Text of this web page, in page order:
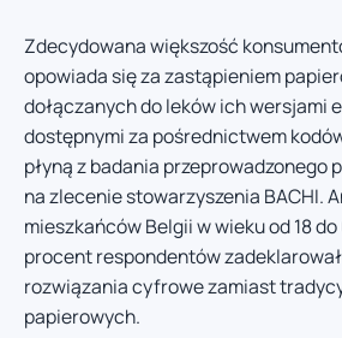
Zdecydowana większość
opowiada się za zastąpieniem
dołączanych do leków ich wersjami
dostępnymi za pośrednictwem
płyną z badania przeprowadzonego
na zlecenie stowarzyszenia BACHI.
mieszkańców Belgii w wieku od 18
procent respondentów
rozwiązania cyfrowe zamiast
papierowych.